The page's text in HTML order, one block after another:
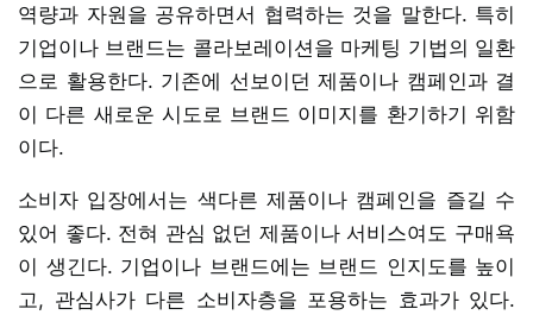
역량과 자원을 공유하면서 협력하는 것을 말한다. 특히
기업이나 브랜드는 콜라보레이션을 마케팅 기법의 일환
으로 활용한다. 기존에 선보이던 제품이나 캠페인과 결
이 다른 새로운 시도로 브랜드 이미지를 환기하기 위함
이다.
소비자 입장에서는 색다른 제품이나 캠페인을 즐길 수
있어 좋다. 전혀 관심 없던 제품이나 서비스여도 구매욕
이 생긴다. 기업이나 브랜드에는 브랜드 인지도를 높이
고, 관심사가 다른 소비자층을 포용하는 효과가 있다.